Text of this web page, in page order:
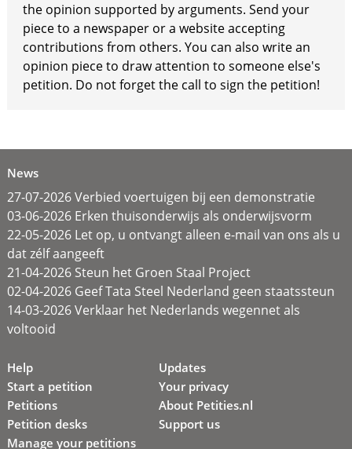
the opinion supported by arguments. Send your
piece to a newspaper or a website accepting
contributions from others. You can also write an
opinion piece to draw attention to someone else's
petition. Do not forget the call to sign the petition!
News
27-07-2026 Verbied voertuigen bij een demonstratie
03-06-2026 Erken thuisonderwijs als onderwijsvorm
22-05-2026 Let op, u ontvangt alleen e-mail van ons als u
dat zélf aangeeft
21-04-2026 Steun het Groen Staal Project
02-04-2026 Geef Tata Steel Nederland geen staatssteun
14-03-2026 Verklaar het Nederlands wegennet als
voltooid
Help
Start a petition
Petitions
Petition desks
Manage your petitions
Updates
Your privacy
About Petities.nl
Support us